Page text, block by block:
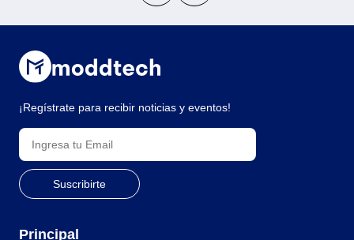
¡Regístrate para recibir noticias y eventos!
Principal